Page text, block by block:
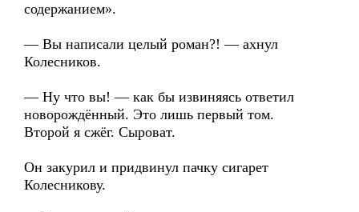
содержанием».
— Вы написали целый роман?! — ахнул
Колесников.
— Ну что вы! — как бы извиняясь ответил
новорождённый. Это лишь первый том.
Второй я сжёг. Сыроват.
Он закурил и придвинул пачку сигарет
Колесникову.